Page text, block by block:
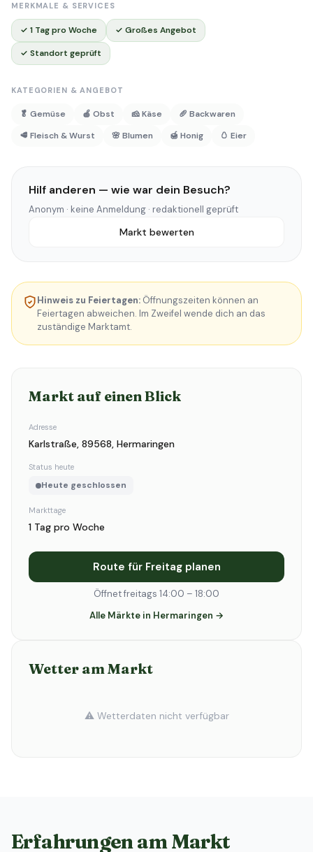
MERKMALE & SERVICES
✓ 1 Tag pro Woche ✓ Großes Angebot
✓ Standort geprüft
KATEGORIEN & ANGEBOT
🥬 Gemüse 🍎 Obst 🧀 Käse
🥖 Backwaren
🥩 Fleisch & Wurst
🌸 Blumen 🍯 Honig 🥚 Eier
Hilf anderen — wie war dein Besuch?
Anonym · keine Anmeldung · redaktionell geprüft
Markt bewerten
Hinweis zu Feiertagen: Öffnungszeiten können an
Feiertagen abweichen. Im Zweifel wende dich an das
zuständige Marktamt.
Markt auf einen Blick
Adresse
Karlstraße, 89568, Hermaringen
Status heute
Heute geschlossen
Markttage
1 Tag pro Woche
Route für Freitag planen
Öffnet freitags 14:00 – 18:00
Alle Märkte in Hermaringen →
Wetter am Markt
⚠️ Wetterdaten nicht verfügbar
Erfahrungen am Markt